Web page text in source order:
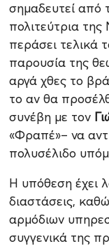
σημαδευτεί
πολιτεύτρια
περάσει τελικά
παρουσία της
αργά χθες το
το αν θα
συνέβη με τον
«Φραπέ»– να
πολυσέλιδο
Η υπόθεση έχει
διαστάσεις,
αρμόδιων
συγγενικά της